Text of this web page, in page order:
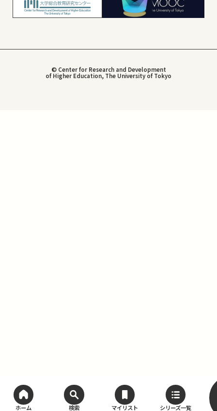
ホーム 検索 マイリスト シリーズ一覧
© Center for Research and Development
of Higher Education, The University of Tokyo